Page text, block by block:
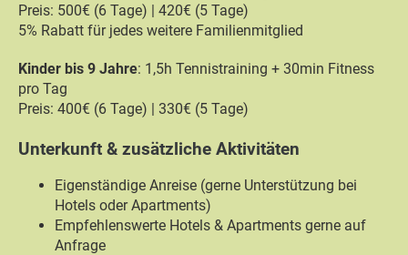
Preis: 500€ (6 Tage) | 420€ (5 Tage)
5% Rabatt für jedes weitere Familienmitglied
Kinder bis 9 Jahre: 1,5h Tennistraining + 30min Fitness
pro Tag
Preis: 400€ (6 Tage) | 330€ (5 Tage)
Unterkunft & zusätzliche Aktivitäten
Eigenständige Anreise (gerne Unterstützung bei
Hotels oder Apartments)
Empfehlenswerte Hotels & Apartments gerne auf
Anfrage